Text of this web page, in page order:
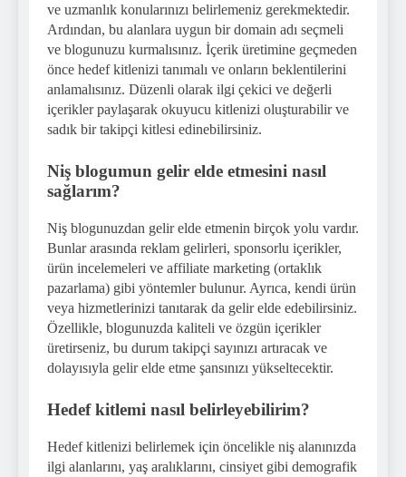
ve uzmanlık konularınızı belirlemeniz gerekmektedir.
Ardından, bu alanlara uygun bir domain adı seçmeli
ve blogunuzu kurmalısınız. İçerik üretimine geçmeden
önce hedef kitlenizi tanımalı ve onların beklentilerini
anlamalısınız. Düzenli olarak ilgi çekici ve değerli
içerikler paylaşarak okuyucu kitlenizi oluşturabilir ve
sadık bir takipçi kitlesi edinebilirsiniz.
Niş blogumun gelir elde etmesini nasıl
sağlarım?
Niş blogunuzdan gelir elde etmenin birçok yolu vardır.
Bunlar arasında reklam gelirleri, sponsorlu içerikler,
ürün incelemeleri ve affiliate marketing (ortaklık
pazarlama) gibi yöntemler bulunur. Ayrıca, kendi ürün
veya hizmetlerinizi tanıtarak da gelir elde edebilirsiniz.
Özellikle, blogunuzda kaliteli ve özgün içerikler
üretirseniz, bu durum takipçi sayınızı artıracak ve
dolayısıyla gelir elde etme şansınızı yükseltecektir.
Hedef kitlemi nasıl belirleyebilirim?
Hedef kitlenizi belirlemek için öncelikle niş alanınızda
ilgi alanlarını, yaş aralıklarını, cinsiyet gibi demografik